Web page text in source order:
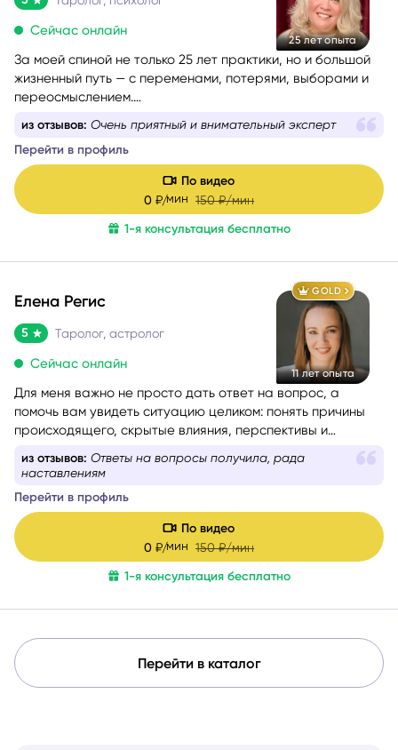
25 лет опыта
Сейчас онлайн
За моей спиной не только 25 лет практики, но и большой
жизненный путь — с переменами, потерями, выборами и
переосмыслением.
вопросов, а снаружи нет ясности.
из отзывов: Очень приятный и внимательный эксперт
Перейти в профиль
По видео
0 ₽/мин150 ₽/мин
1-я консультация бесплатно
GOLD
11 лет опыта
Елена Регис
5 Таролог, астролог
Сейчас онлайн
Для меня важно не просто дать ответ на вопрос, а
помочь вам увидеть ситуацию целиком: понять причины
происходящего, скрытые влияния, перспективы и
возможности, которые вы можете не замечать сейчас. Я
не люблю запугивания, категоричные прогнозы и истории
консультации у вас появилось не ещё больше тревоги, а
ясность, понимание и ощущение, что ситуация решаема.
из отзывов: Ответы на вопросы получила, рада
наставлениям
Перейти в профиль
По видео
0 ₽/мин150 ₽/мин
1-я консультация бесплатно
Перейти в каталог